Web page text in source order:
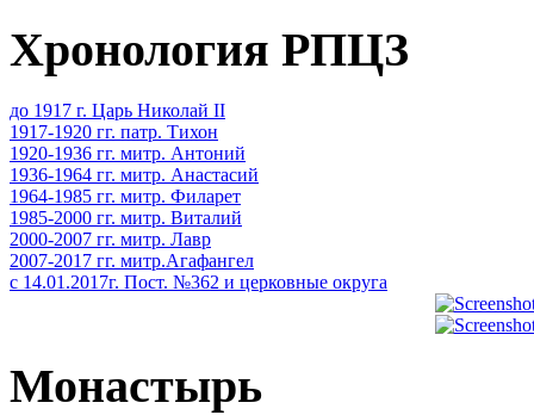
Хронология РПЦЗ
до 1917 г. Царь Николай II
1917-1920 гг. патр. Тихон
1920-1936 гг. митр. Антоний
1936-1964 гг. митр. Анастасий
1964-1985 гг. митр. Филарет
1985-2000 гг. митр. Виталий
2000-2007 гг. митр. Лавр
2007-2017 гг. митр.Агафангел
с 14.01.2017г. Пост. №362 и церковные округа
Монастырь